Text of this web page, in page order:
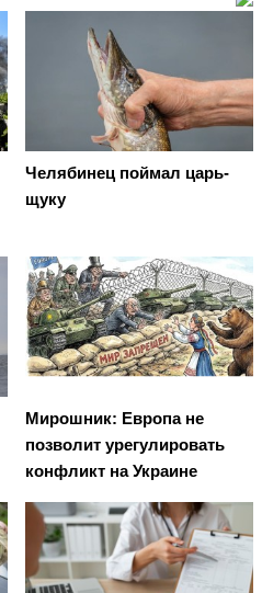
Челябинец поймал царь-
щуку
Мирошник: Европа не
позволит урегулировать
конфликт на Украине